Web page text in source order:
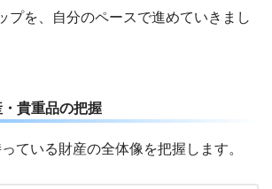
プを、自分のペースで進めていきまし
貴重品の把握
ている財産の全体像を把握します。